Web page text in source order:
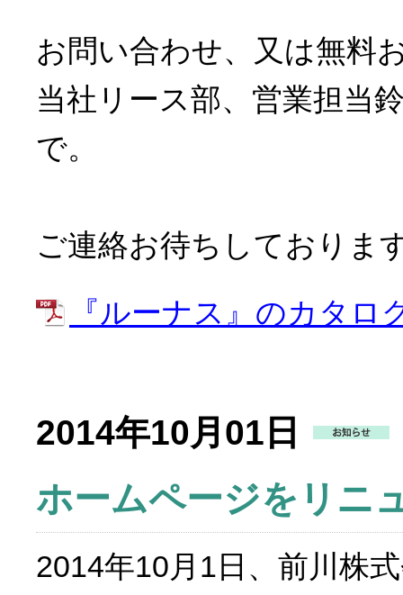
お問い合わせ、又は無料
当社リース部、営業担当
で。
ご連絡お待ちしておりま
『ルーナス』のカタロ
2014年10月01日
ホームページをリニ
2014年10月1日、前川株